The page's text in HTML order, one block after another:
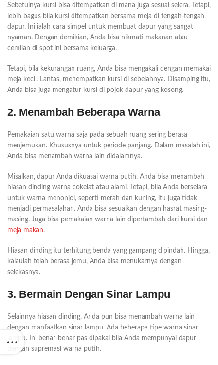
Sebetulnya kursi bisa ditempatkan di mana juga sesuai selera. Tetapi,
lebih bagus bila kursi ditempatkan bersama meja di tengah-tengah
dapur. Ini ialah cara simpel untuk membuat dapur yang sangat
nyaman. Dengan demikian, Anda bisa nikmati makanan atau
cemilan di spot ini bersama keluarga.
Tetapi, bila kekurangan ruang, Anda bisa mengakali dengan memakai
meja kecil. Lantas, menempatkan kursi di sebelahnya. Disamping itu,
Anda bisa juga mengatur kursi di pojok dapur yang kosong.
2. Menambah Beberapa Warna
Pemakaian satu warna saja pada sebuah ruang sering berasa
menjemukan. Khususnya untuk periode panjang. Dalam masalah ini,
Anda bisa menambah warna lain didalamnya.
Misalkan, dapur Anda dikuasai warna putih. Anda bisa menambah
hiasan dinding warna cokelat atau alami. Tetapi, bila Anda berselara
untuk warna menonjol, seperti merah dan kuning, itu juga tidak
menjadi permasalahan. Anda bisa sesuaikan dengan hasrat masing-
masing. Juga bisa pemakaian warna lain dipertambah dari kursi dan
meja makan.
Hiasan dinding itu terhitung benda yang gampang dipindah. Hingga,
kalaulah telah berasa jemu, Anda bisa menukarnya dengan
selekasnya.
3. Bermain Dengan Sinar Lampu
Selainnya hiasan dinding, Anda pun bisa menambah warna lain
dengan manfaatkan sinar lampu. Ada beberapa tipe warna sinar
lampu. Ini benar-benar pas dipakai bila Anda mempunyai dapur
dengan supremasi warna putih.